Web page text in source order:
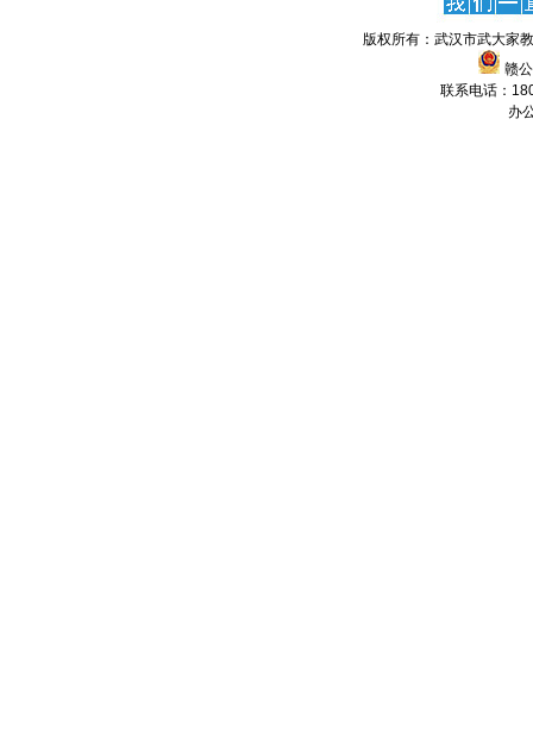
版权所有：武汉市武大家
赣
联系电话：
办